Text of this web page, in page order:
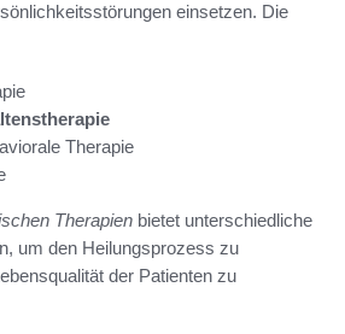
einsetzen. Die
Therapie
Therapien bietet unterschiedliche
um den Heilungsprozess zu
der Patienten zu